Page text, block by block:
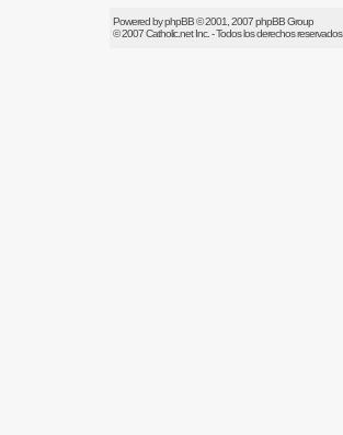
Powered byphpBB© 2001, 2007 phpBB Group
© 2007Catholic.netInc. - Todos los derechos reservados